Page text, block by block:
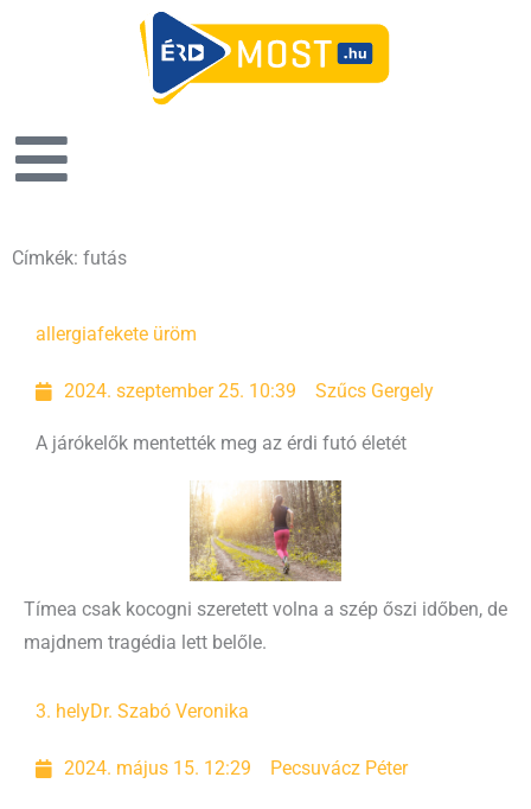
Címkék: futás
allergiafekete üröm
2024. szeptember 25. 10:39 Szűcs Gergely
A járókelők mentették meg az érdi futó életét
Tímea csak kocogni szeretett volna a szép őszi időben, de
majdnem tragédia lett belőle.
3. helyDr. Szabó Veronika
2024. május 15. 12:29 Pecsuvácz Péter